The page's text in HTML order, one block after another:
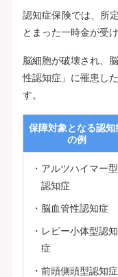
認知症保険では、所
とまった一時金が受
脳細胞が破壊され、
性認知症」に罹患し
す。
保障対象となる認知
の例
アルツハイマー型
認知症
脳血管性認知症
レビー小体型認知
症
前頭側頭型認知症